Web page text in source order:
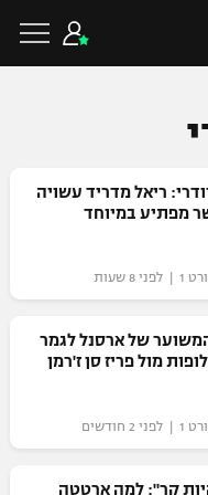
ריאל מדריד עשויה
מפתיע במיוחד
שעות
של ארסנל לגמר
מול פריז סן ז'רמן
קר": למה ארטטה